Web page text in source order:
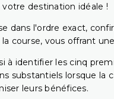
destination idéale !
dans l'ordre exact,
course, vous offrant
identifier les cinq
substantiels lorsque
leurs bénéfices.